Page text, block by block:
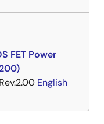
FET Power
English